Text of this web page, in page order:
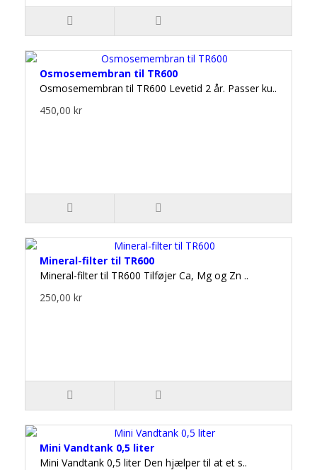
Osmosemembran til TR600
Osmosemembran til TR600 Levetid 2 år. Passer ku..
450,00 kr
Mineral-filter til TR600
Mineral-filter til TR600 Tilføjer Ca, Mg og Zn ..
250,00 kr
Mini Vandtank 0,5 liter
Mini Vandtank 0,5 liter Den hjælper til at et s..